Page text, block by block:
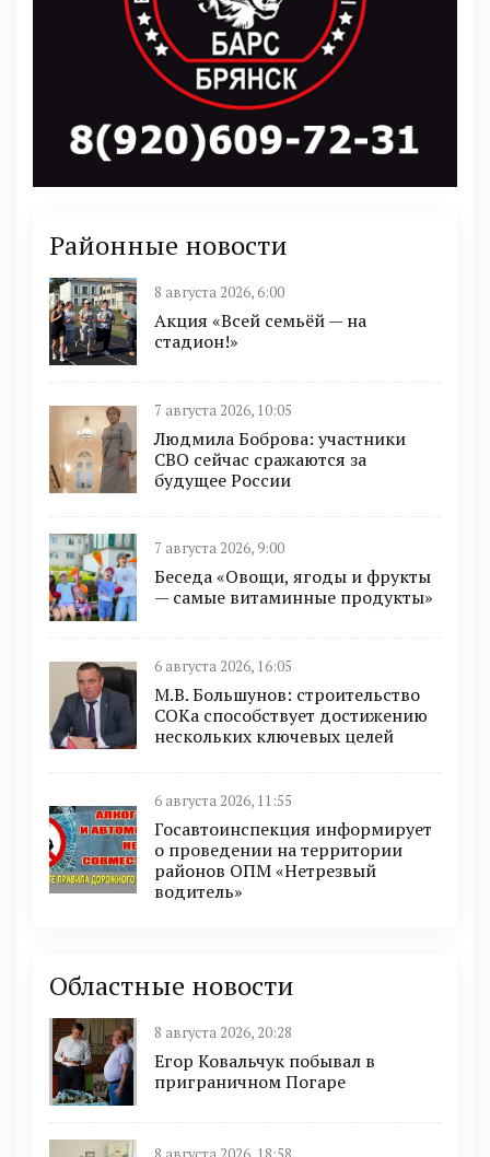
Районные новости
8 августа 2026, 6:00
Акция «Всей семьёй — на
стадион!»
7 августа 2026, 10:05
Людмила Боброва: участники
СВО сейчас сражаются за
будущее России
7 августа 2026, 9:00
Беседа «Овощи, ягоды и фрукты
— самые витаминные продукты»
6 августа 2026, 16:05
М.В. Большунов: строительство
СОКа способствует достижению
нескольких ключевых целей
6 августа 2026, 11:55
Госавтоинспекция информирует
о проведении на территории
районов ОПМ «Нетрезвый
водитель»
Областные новости
8 августа 2026, 20:28
Егор Ковальчук побывал в
приграничном Погаре